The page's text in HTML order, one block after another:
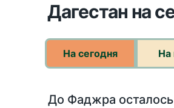
Дагестан на
На сегодня На
До Фаджра